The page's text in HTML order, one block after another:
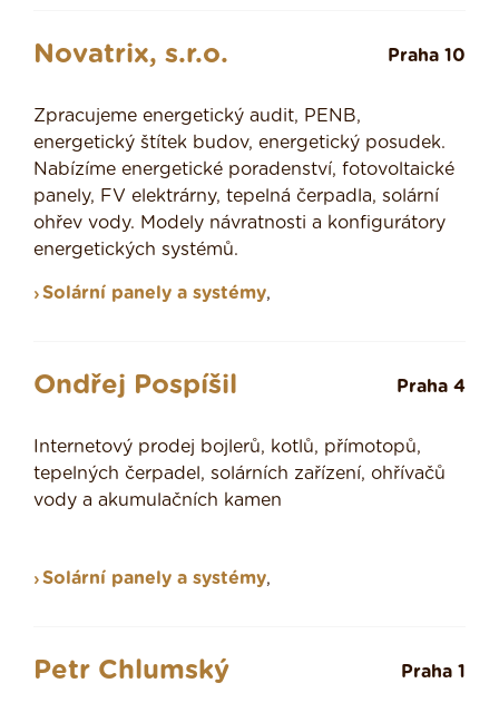
Novatrix, s.r.o. Praha 10
Zpracujeme energetický audit, PENB,
energetický štítek budov, energetický posudek.
Nabízíme energetické poradenství, fotovoltaické
panely, FV elektrárny, tepelná čerpadla, solární
ohřev vody. Modely návratnosti a konfigurátory
energetických systémů.
Solární panely a systémy,
Ondřej Pospíšil Praha 4
Internetový prodej bojlerů, kotlů, přímotopů,
tepelných čerpadel, solárních zařízení, ohřívačů
vody a akumulačních kamen
Solární panely a systémy,
Petr Chlumský Praha 1